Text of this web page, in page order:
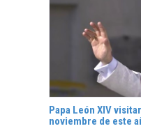
Papa León XIV
noviembre de este